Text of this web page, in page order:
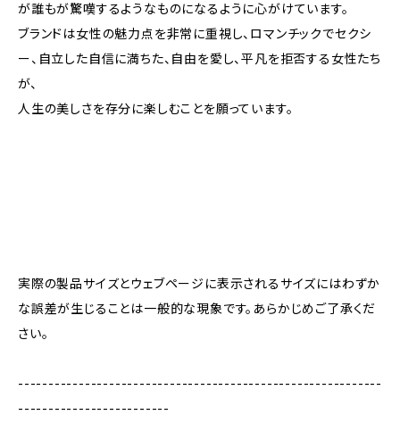
が誰もが驚嘆するようなものになるように心がけています。
ブランドは女性の魅力点を非常に重視し、ロマンチックでセクシ
ー、自立した自信に満ちた、自由を愛し、平凡を拒否する女性たち
が、
人生の美しさを存分に楽しむことを願っています。
実際の製品サイズとウェブページに表示されるサイズにはわずか
な誤差が生じることは一般的な現象です。あらかじめご了承くだ
さい。
------------------------------------------------------------
-------------------------